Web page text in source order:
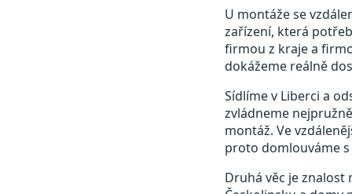
U montáže se
zařízení, která
firmou z kraje a
dokážeme reálně
Sídlíme v Liberci a
zvládneme
montáž. Ve
proto domlouváme
Druhá věc je znalost